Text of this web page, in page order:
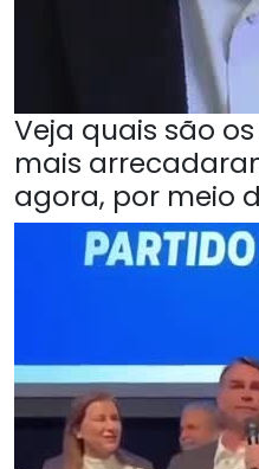
Veja quais são
mais
agora, por meio